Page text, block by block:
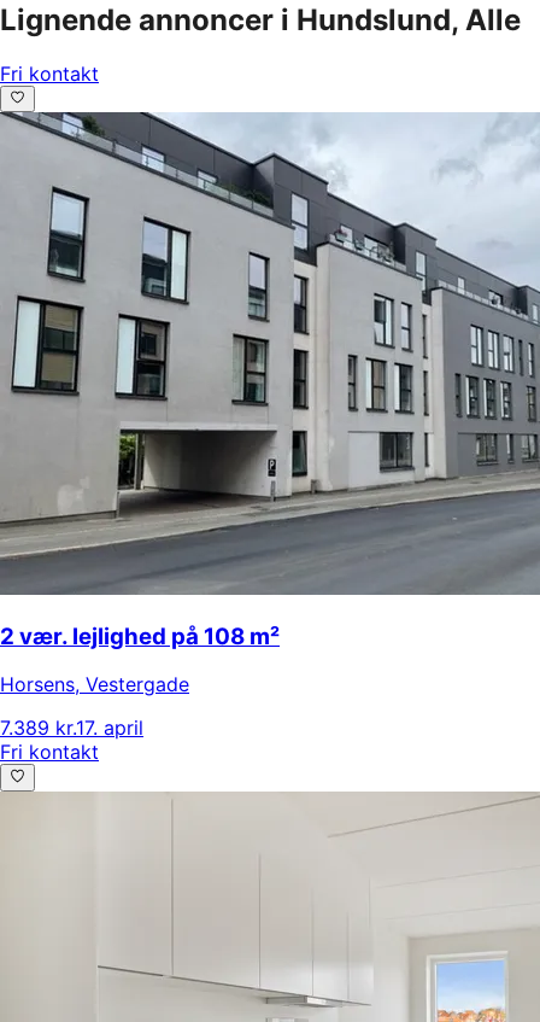
Lignende annoncer i Hundslund, Alle
Fri kontakt
2 vær. lejlighed på 108 m²
Horsens, Vestergade
7.389 kr.17. april
Fri kontakt